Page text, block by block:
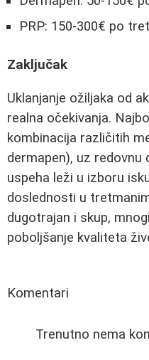
PRP: 150-300€ po
Zaključak
Uklanjanje ožiljaka od
realna očekivanja.
kombinacija različitih
dermapen), uz redovnu
uspeha leži u izboru
doslednosti u
dugotrajan i skup,
poboljšanje kvaliteta
Komentari
Trenutno nema